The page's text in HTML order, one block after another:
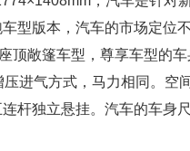
型版本，汽车的市场定位
顶敞篷车型，尊享车型的
进气方式，马力相同。空
杆独立悬挂。汽车的车身